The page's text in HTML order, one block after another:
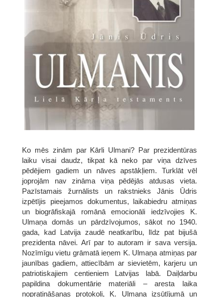
Ko mēs zinām par Kārli Ulmani? Par prezidentūras
laiku visai daudz, tikpat kā neko par viņa dzīves
pēdējiem gadiem un nāves apstākļiem. Turklāt vēl
joprojām nav zināma viņa pēdējās atdusas vieta.
Pazīstamais žurnālists un rakstnieks Jānis Ūdris
izpētījis pieejamos dokumentus, laikabiedru atmiņas
un biogrāfiskajā romānā emocionāli iedzīvojies K.
Ulmaņa domās un pārdzīvojumos, sākot no 1940.
gada, kad Latvija zaudē neatkarību, līdz pat bijušā
prezidenta nāvei. Arī par to autoram ir sava versija.
Nozīmīgu vietu grāmatā ieņem K. Ulmaņa atmiņas par
jaunības gadiem, attiecībām ar sievietēm, karjeru un
patriotiskajiem centieniem Latvijas labā. Daiļdarbu
papildina dokumentārie materiāli – aresta laika
nopratināšanas protokoli, K. Ulmaņa izsūtījumā un